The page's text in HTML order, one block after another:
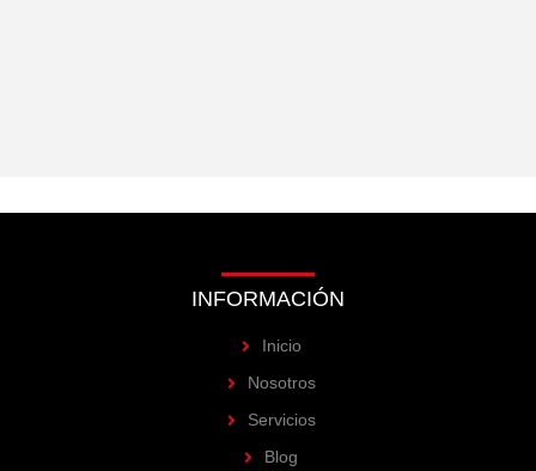
INFORMACIÓN
Inicio
Nosotros
Servicios
Blog